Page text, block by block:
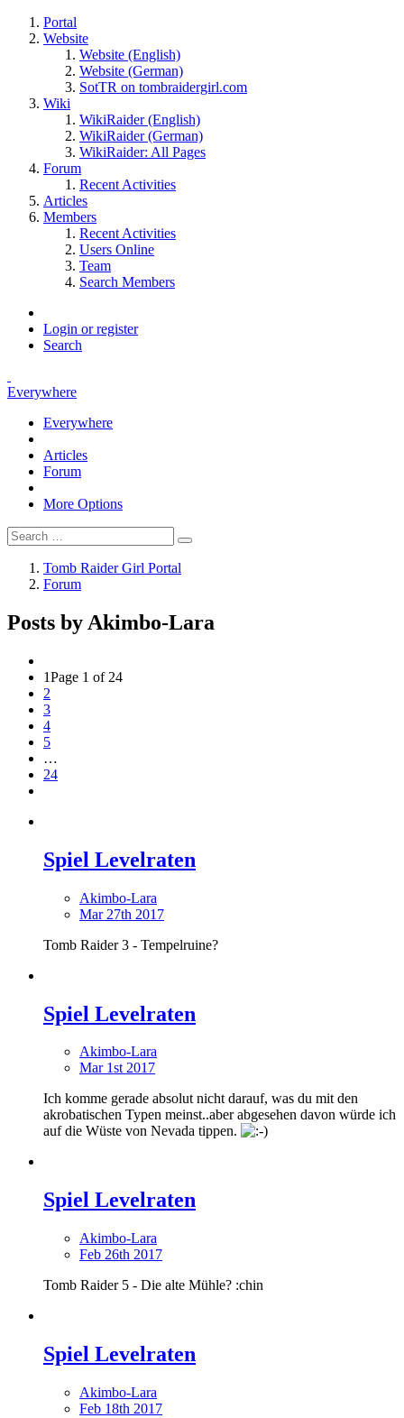
Portal
Website
Website (English)
Website (German)
SotTR on tombraidergirl.com
Wiki
WikiRaider (English)
WikiRaider (German)
WikiRaider: All Pages
Forum
Recent Activities
Articles
Members
Recent Activities
Users Online
Team
Search Members
Login or register
Search
Everywhere
Everywhere
Articles
Forum
More Options
Tomb Raider Girl Portal
Forum
Posts by Akimbo-Lara
1Page 1 of 24
2
3
4
5
…
24
Spiel Levelraten
Akimbo-Lara
Mar 27th 2017
Tomb Raider 3 - Tempelruine?
Spiel Levelraten
Akimbo-Lara
Mar 1st 2017
Ich komme gerade absolut nicht darauf, was du mit den
akrobatischen Typen meinst..aber abgesehen davon würde ich
auf die Wüste von Nevada tippen.
Spiel Levelraten
Akimbo-Lara
Feb 26th 2017
Tomb Raider 5 - Die alte Mühle? :chin
Spiel Levelraten
Akimbo-Lara
Feb 18th 2017